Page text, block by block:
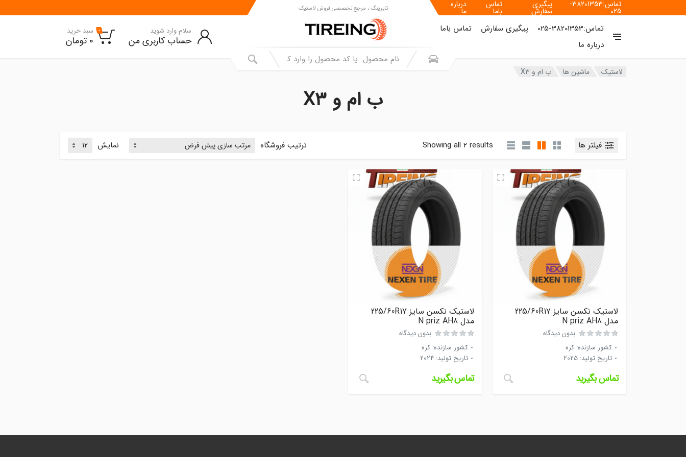
تماس:38201353-
025
پیگیری
سفارش
تماس
باما
درباره
ما
تماس:38201353-025 پیگیری سفارش
تماس باما
درباره ما
تایرینگ ، مرجع تخصصی فروش لاستیک
سلام وارد شوید
حساب کاربری من
0 سبد خرید
0 تومان
لاستیک ماشین ها ب ام و X۳
ب ام و X۳
فیلتر ها Showing all 2 results ترتیب فروشگاه نمایش
لاستیک نکسن سایز 225/60R17
مدل N priz AH8
بدون دیدگاه
کشور سازنده: کره
تاریخ تولید:
2025
تماس بگیرید
لاستیک نکسن سایز 225/60R17
مدل N priz AH8
بدون دیدگاه
کشور سازنده:کره
تاریخ تولید:
2024
تماس بگیرید